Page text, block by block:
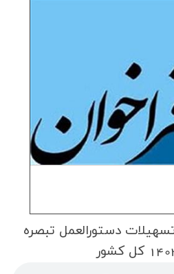
دستورالعمل تبصره